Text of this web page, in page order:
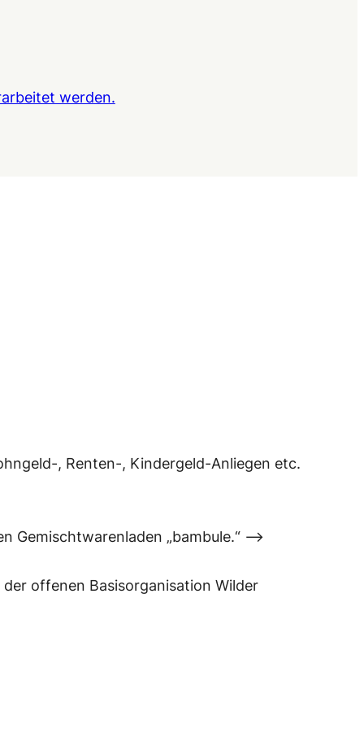
werden.
, Renten-, Kindergeld-Anliegen etc.
Gemischtwarenladen „bambule.“ –>
offenen Basisorganisation Wilder